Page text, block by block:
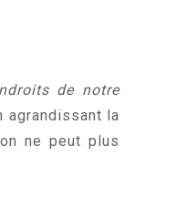
de notre
agrandissant la
ne peut plus